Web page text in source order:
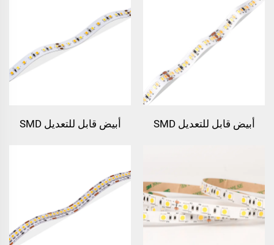
أبيض قابل للتعديل SMD
أبيض قابل للتعديل SMD